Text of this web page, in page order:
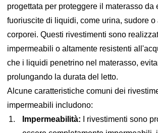
progettata per proteggere il materasso da
fuoriuscite di liquidi, come urina, sudore o
corporei. Questi rivestimenti sono
impermeabili o altamente resistenti
che i liquidi penetrino nel materasso,
prolungando la durata del letto.
Alcune caratteristiche comuni dei
impermeabili includono:
Impermeabilità: I rivestimenti sono